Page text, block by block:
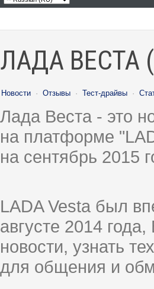
ЛАДА ВЕСТА
Новости · Отзывы · Тест-драйвы ·
Лада Веста - это
на платформе
на сентябрь 2015
LADA Vesta был
августе 2014
новости, узнать
для общения и